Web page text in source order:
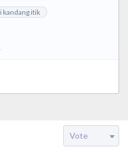
kandang itik